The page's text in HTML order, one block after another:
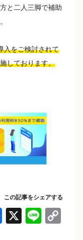
と二人三脚で補助
入をご検討されて
しております。
この記事をシェアする
F X Li